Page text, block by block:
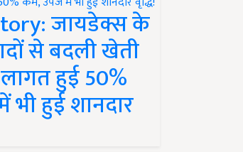
जायडेक्स के
से बदली खेती
हुई 50%
हुई शानदार